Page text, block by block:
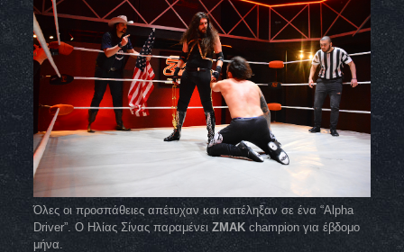
Όλες οι προσπάθειες απέτυχαν και κατέληξαν σε ένα “Alpha
Driver”. Ο Ηλίας Σίνας παραμένει ZMAKchampion για έβδομο
μήνα.